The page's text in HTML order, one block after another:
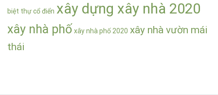
biệt thự cổ điển xây dựng xây nhà 2020
xây nhà phố xây nhà phố 2020 xây nhà vườn mái
thái